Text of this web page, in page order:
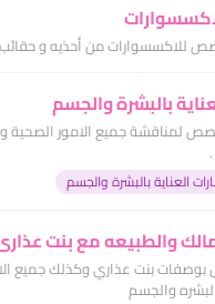
للاكسسوارات من أحذيه و حقائب
بالبشرة والجسم
لمناقشة جميع الامور الصحية و
العناية بالبشرة والجسم
والطبيعه مع بنت
بنت عذاري وكذلك جميع
والجسم